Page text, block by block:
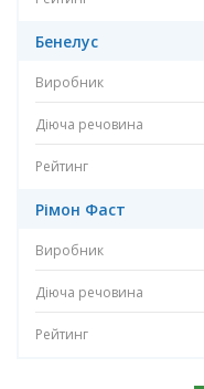
Бенелус
Рімон Фаст